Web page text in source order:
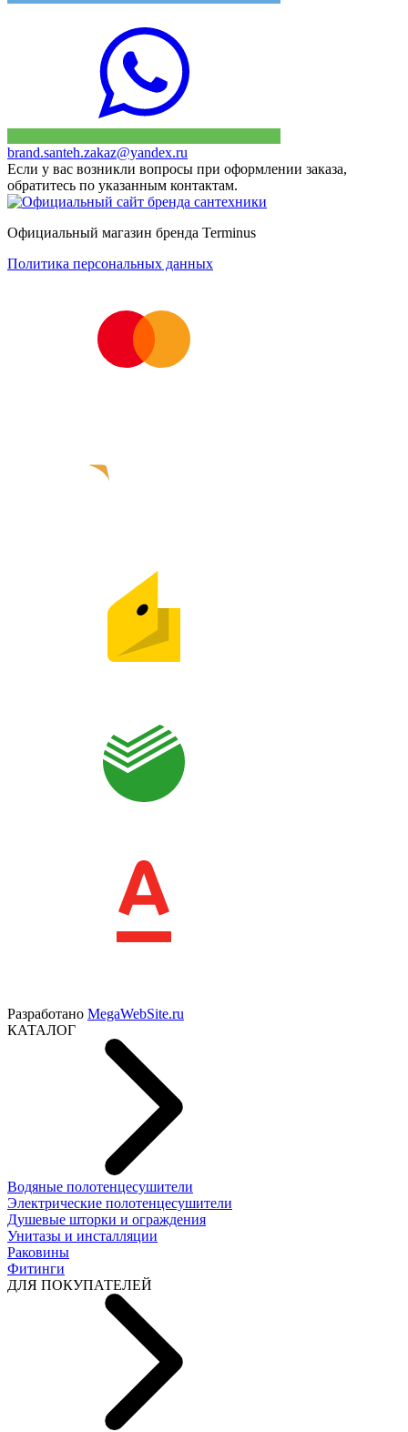
brand.santeh.zakaz@yandex.ru
Если у вас возникли вопросы при оформлении заказа,
обратитесь по указанным контактам.
Официальный магазин бренда Terminus
Политика персональных данных
Разработано MegaWebSite.ru
КАТАЛОГ
Водяные полотенцесушители
Электрические полотенцесушители
Душевые шторки и ограждения
Унитазы и инсталляции
Раковины
Фитинги
ДЛЯ ПОКУПАТЕЛЕЙ